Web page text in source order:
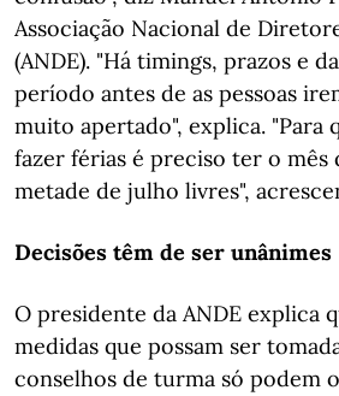
Associação Nacional de
(ANDE). "Há timings, prazos e
período antes de as pessoas
muito apertado", explica. "Para
fazer férias é preciso ter o mês
metade de julho livres",
Decisões têm de ser unânimes
O presidente da ANDE explica
medidas que possam ser
conselhos de turma só podem